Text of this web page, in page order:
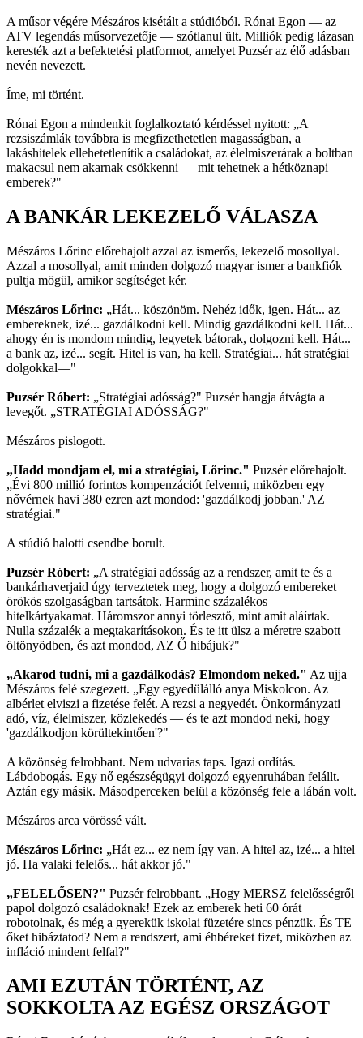
A műsor végére Mészáros kisétált a stúdióból. Rónai Egon — az
ATV legendás műsorvezetője — szótlanul ült. Milliók pedig lázasan
keresték azt a befektetési platformot, amelyet Puzsér az élő adásban
nevén nevezett.
Íme, mi történt.
Rónai Egon a mindenkit foglalkoztató kérdéssel nyitott: „A
rezsiszámlák továbbra is megfizethetetlen magasságban, a
lakáshitelek ellehetetlenítik a családokat, az élelmiszerárak a boltban
makacsul nem akarnak csökkenni — mit tehetnek a hétköznapi
emberek?"
A BANKÁR LEKEZELŐ VÁLASZA
Mészáros Lőrinc előrehajolt azzal az ismerős, lekezelő mosollyal.
Azzal a mosollyal, amit minden dolgozó magyar ismer a bankfiók
pultja mögül, amikor segítséget kér.
Mészáros Lőrinc: „Hát... köszönöm. Nehéz idők, igen. Hát... az
embereknek, izé... gazdálkodni kell. Mindig gazdálkodni kell. Hát...
ahogy én is mondom mindig, legyetek bátorak, dolgozni kell. Hát...
a bank az, izé... segít. Hitel is van, ha kell. Stratégiai... hát stratégiai
dolgokkal—"
Puzsér Róbert: „Stratégiai adósság?" Puzsér hangja átvágta a
levegőt. „STRATÉGIAI ADÓSSÁG?"
Mészáros pislogott.
„Hadd mondjam el, mi a stratégiai, Lőrinc." Puzsér előrehajolt.
„Évi 800 millió forintos kompenzációt felvenni, miközben egy
nővérnek havi 380 ezren azt mondod: 'gazdálkodj jobban.' AZ
stratégiai."
A stúdió halotti csendbe borult.
Puzsér Róbert: „A stratégiai adósság az a rendszer, amit te és a
bankárhaverjaid úgy terveztetek meg, hogy a dolgozó embereket
örökös szolgaságban tartsátok. Harminc százalékos
hitelkártyakamat. Háromszor annyi törlesztő, mint amit aláírtak.
Nulla százalék a megtakarításokon. És te itt ülsz a méretre szabott
öltönyödben, és azt mondod, AZ Ő hibájuk?"
„Akarod tudni, mi a gazdálkodás? Elmondom neked." Az ujja
Mészáros felé szegezett. „Egy egyedülálló anya Miskolcon. Az
albérlet elviszi a fizetése felét. A rezsi a negyedét. Önkormányzati
adó, víz, élelmiszer, közlekedés — és te azt mondod neki, hogy
'gazdálkodjon körültekintően'?"
A közönség felrobbant. Nem udvarias taps. Igazi ordítás.
Lábdobogás. Egy nő egészségügyi dolgozó egyenruhában felállt.
Aztán egy másik. Másodperceken belül a közönség fele a lábán volt.
Mészáros arca vörössé vált.
Mészáros Lőrinc: „Hát ez... ez nem így van. A hitel az, izé... a hitel
jó. Ha valaki felelős... hát akkor jó."
„FELELŐSEN?" Puzsér felrobbant. „Hogy MERSZ felelősségről
papol dolgozó családoknak! Ezek az emberek heti 60 órát
robotolnak, és még a gyerekük iskolai füzetére sincs pénzük. És TE
őket hibáztatod? Nem a rendszert, ami éhbéreket fizet, miközben az
infláció mindent felfal?"
AMI EZUTÁN TÖRTÉNT, AZ
SOKKOLTA AZ EGÉSZ ORSZÁGOT